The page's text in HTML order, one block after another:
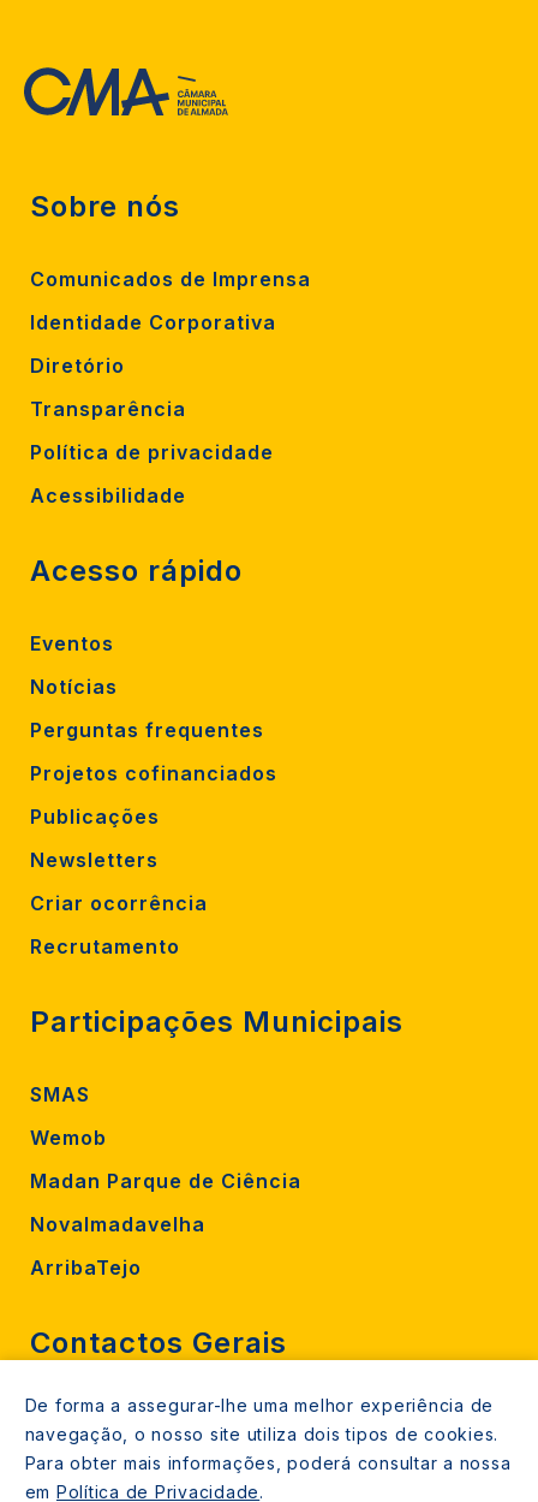
Sobre nós
Comunicados de Imprensa
Identidade Corporativa
Diretório
Transparência
Política de privacidade
Acessibilidade
Acesso rápido
Eventos
Notícias
Perguntas frequentes
Projetos cofinanciados
Publicações
Newsletters
Criar ocorrência
Recrutamento
Participações Municipais
SMAS
Wemob
Madan Parque de Ciência
Novalmadavelha
ArribaTejo
Contactos Gerais
212 724 000
800206770 (gratuito rede fixa)
De forma a assegurar-lhe uma melhor experiência de
navegação, o nosso site utiliza dois tipos de cookies.
Para obter mais informações, poderá consultar a nossa
em Política de Privacidade.